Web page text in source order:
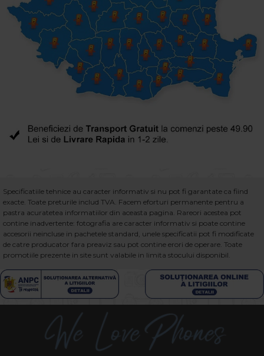
Specificatiile tehnice au caracter informativ si nu pot fi garantate ca fiind
exacte. Toate preturile includ TVA. Facem eforturi permanente pentru a
pastra acuratetea informatiilor din aceasta pagina. Rareori acestea pot
contine inadvertente: fotografia are caracter informativ si poate contine
accesorii neincluse in pachetele standard, unele specificatii pot fi modificate
de catre producator fara preaviz sau pot contine erori de operare. Toate
promotiile prezente in site sunt valabile in limita stocului disponibil.